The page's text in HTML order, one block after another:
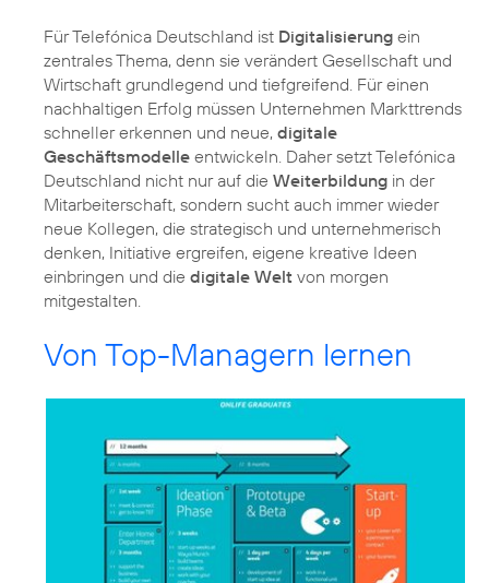
Für Telefónica Deutschland ist Digitalisierung ein
zentrales Thema, denn sie verändert Gesellschaft und
Wirtschaft grundlegend und tiefgreifend. Für einen
nachhaltigen Erfolg müssen Unternehmen Markttrends
schneller erkennen und neue, digitale
Geschäftsmodelle entwickeln. Daher setzt Telefónica
Deutschland nicht nur auf die Weiterbildung in der
Mitarbeiterschaft, sondern sucht auch immer wieder
neue Kollegen, die strategisch und unternehmerisch
denken, Initiative ergreifen, eigene kreative Ideen
einbringen und die digitale Welt von morgen
mitgestalten.
Von Top-Managern lernen